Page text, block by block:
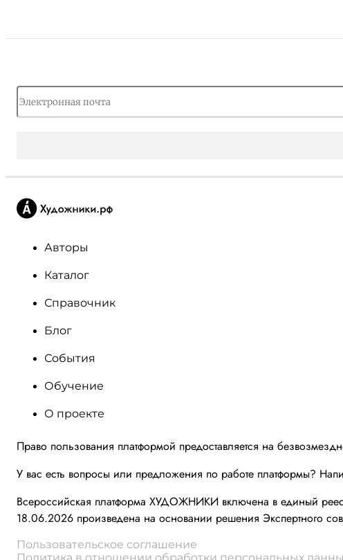
Авторы
Каталог
Справочник
Блог
События
Обучение
О проекте
Право пользования платформой предоставляется на
У вас есть вопросы или предложения по работе платформы?
Всероссийская платформа ХУДОЖНИКИ включена в единый
18.06.2026 произведена на основании решения Экспертного
Пользовательское соглашение